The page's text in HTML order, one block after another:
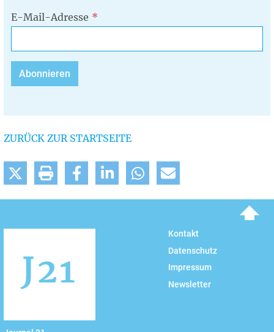
E-Mail-Adresse
ZURÜCK ZUR STARTSEITE
Kontakt
Datenschutz
Impressum
Newsletter